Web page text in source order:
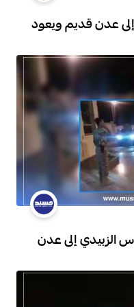
عدن قديم ويعود
الزبيدي إلى عدن